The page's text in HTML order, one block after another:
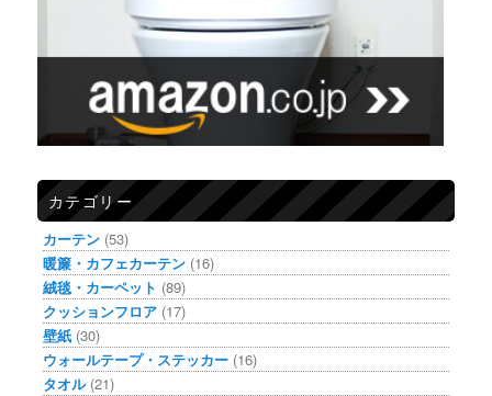
カテゴリー
カーテン (53)
暖簾・カフェカーテン (16)
絨毯・カーペット (89)
クッションフロア (17)
壁紙 (30)
ウォールテープ・ステッカー (16)
タオル(21)